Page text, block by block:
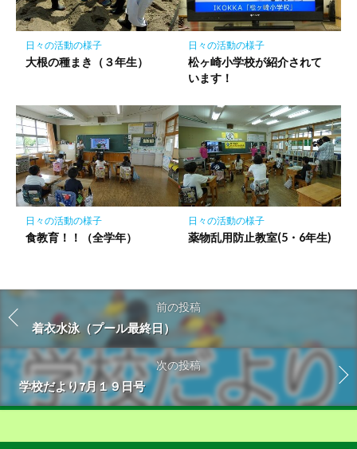
日々の活動の様子
大根の種まき（３年生）
日々の活動の様子
松ヶ崎小学校が紹介されて
います！
日々の活動の様子
食教育！！（全学年）
日々の活動の様子
薬物乱用防止教室(5・6年生)
前の投稿
着衣水泳（プール最終日）
次の投稿
学校だより7月１９日号